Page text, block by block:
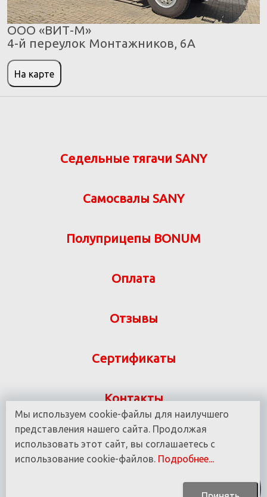
ООО «ВИТ-М»
4-й переулок Монтажников, 6А
На карте
Седельные тягачи SANY
Самосвалы SANY
Полуприцепы BONUM
Оплата
Отзывы
Сертификаты
Контакты
Указанная на сайте информация не является
публичной офертой ООО «ВИТ-М» УНП 190780937
© 2016 - 2025 Все права защищены.
Мы используем cookie-файлы для наилучшего
представления нашего сайта. Продолжая
использовать этот сайт, вы соглашаетесь с
использование cookie-файлов. Подробнее...